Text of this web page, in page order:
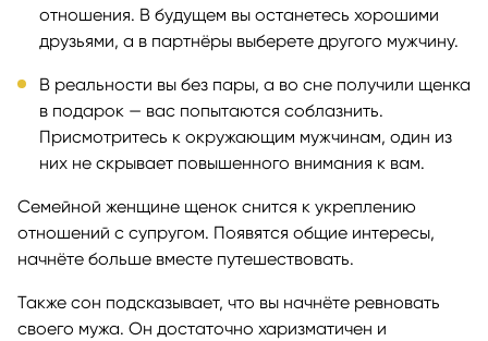
отношения. В будущем вы останетесь хорошими
друзьями, а в партнёры выберете другого мужчину.
В реальности вы без пары, а во сне получили щенка
в подарок — вас попытаются соблазнить.
Присмотритесь к окружающим мужчинам, один из
них не скрывает повышенного внимания к вам.
Семейной женщине щенок снится к укреплению
отношений с супругом. Появятся общие интересы,
начнёте больше вместе путешествовать.
Также сон подсказывает, что вы начнёте ревновать
своего мужа. Он достаточно харизматичен и